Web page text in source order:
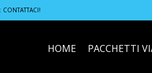
HOME PACCHETTI